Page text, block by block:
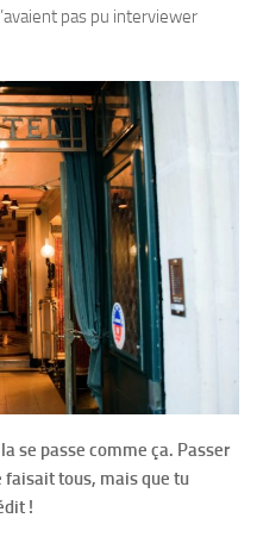
pas pu interviewer
se passe comme ça. Passer
faisait tous, mais que tu
!